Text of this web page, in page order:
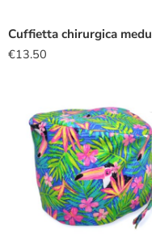
€13.50